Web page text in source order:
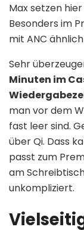
Max setzen
Besonders im
mit ANC
Sehr
Minuten im
man vor dem
fast leer sind.
über Qi. Dass
passt zum
am
unkompliziert.